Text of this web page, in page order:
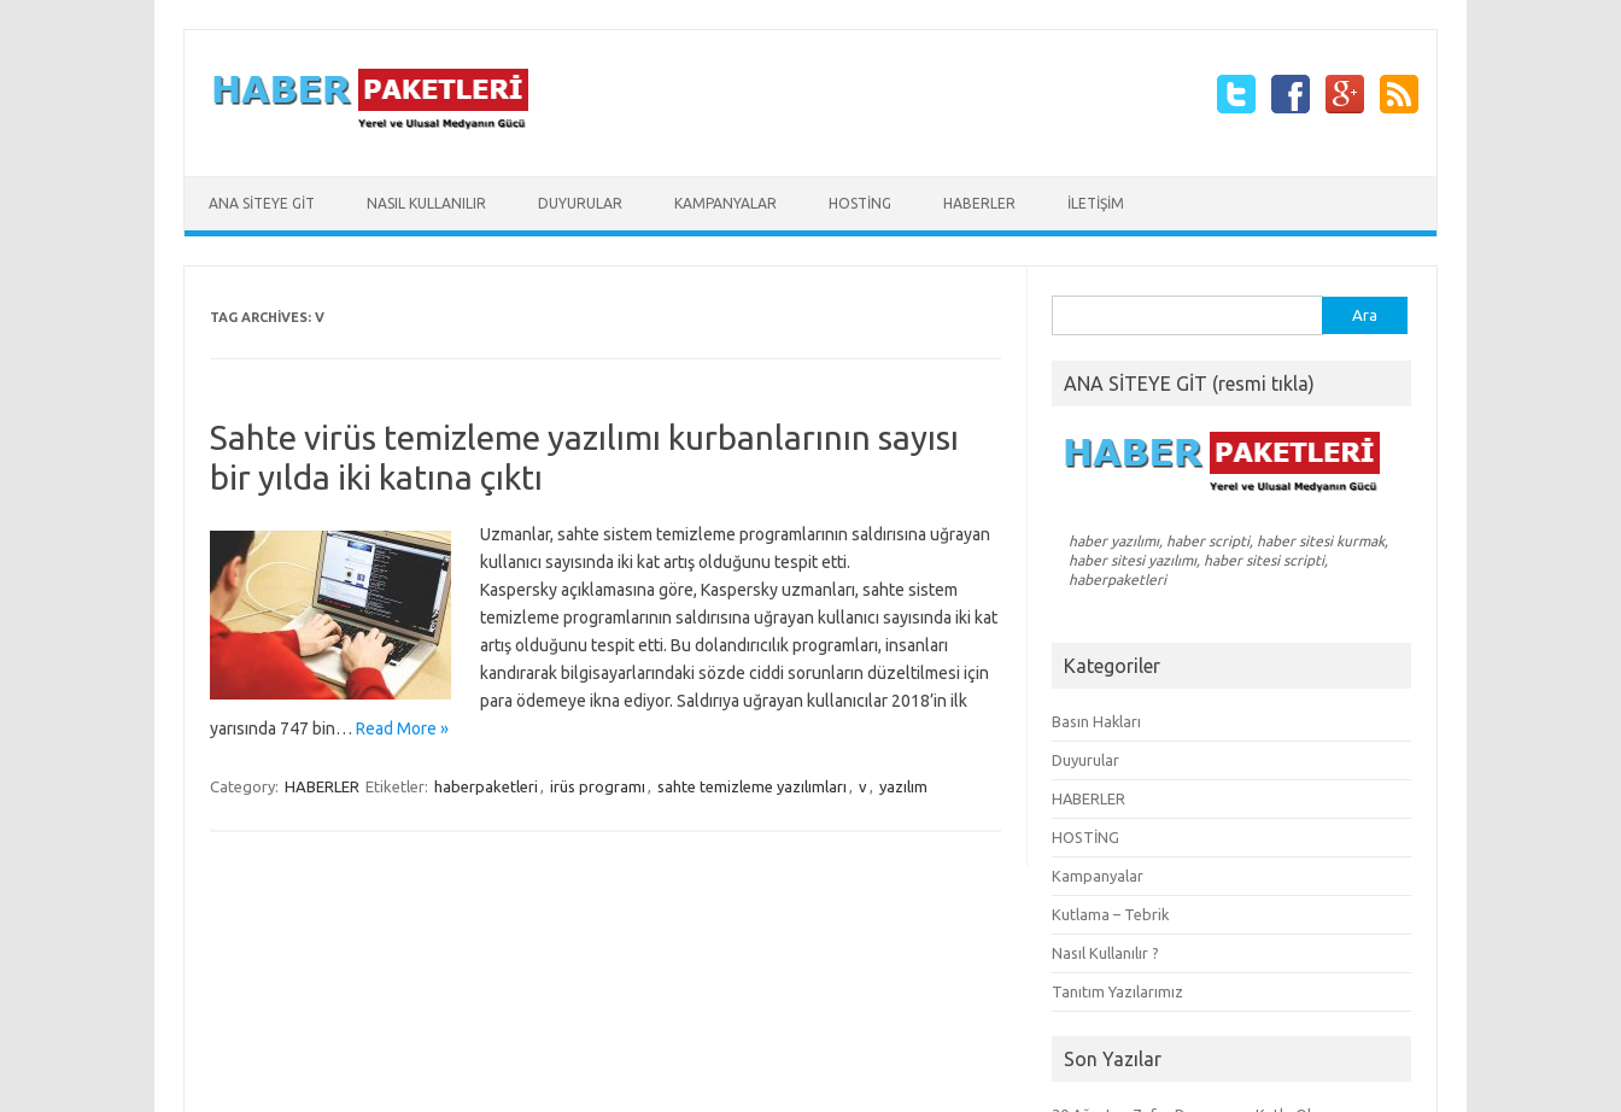
ANA SİTEYE GİT NASIL KULLANILIR DUYURULAR KAMPANYALAR HOSTİNG HABERLER İLETİŞİM
TAG ARCHIVES: V
Sahte virüs temizleme yazılımı kurbanlarının sayısı
bir yılda iki katına çıktı
Uzmanlar, sahte sistem temizleme programlarının saldırısına uğrayan
kullanıcı sayısında iki kat artış olduğunu tespit etti.
Kaspersky açıklamasına göre, Kaspersky uzmanları, sahte sistem
temizleme programlarının saldırısına uğrayan kullanıcı sayısında iki kat
artış olduğunu tespit etti. Bu dolandırıcılık programları, insanları
kandırarak bilgisayarlarındaki sözde ciddi sorunların düzeltilmesi için
para ödemeye ikna ediyor. Saldırıya uğrayan kullanıcılar 2018’in ilk
yarısında 747 bin… Read More »
Category: HABERLER Etiketler: haberpaketleri , irüs programı , sahte temizleme yazılımları , v, yazılım
ANA SİTEYE GİT (resmi tıkla)
haber yazılımı, haber scripti, haber sitesi kurmak,
haber sitesi yazılımı, haber sitesi scripti,
haberpaketleri
Kategoriler
Basın Hakları
Duyurular
HABERLER
HOSTİNG
Kampanyalar
Kutlama – Tebrik
Nasıl Kullanılır ?
Tanıtım Yazılarımız
Son Yazılar